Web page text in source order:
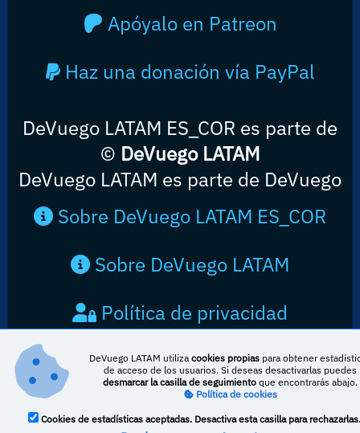
Apóyalo en Patreon
Haz una donación vía PayPal
DeVuego LATAM ES_COR es parte de
© DeVuego LATAM
DeVuego LATAM es parte de DeVuego
Sobre DeVuego LATAM ES_COR
Sobre DeVuego LATAM
Política de privacidad
Contacto
DeVuego LATAM utilizacookies propias para obtener
de acceso de los usuarios. Si deseas desactivarlas puedes
desmarcar la casilla de seguimiento que encontrarás abajo.
Política de cookies
Cookies de estadísticas aceptadas. Desactiva esta casilla para rechazarlas.